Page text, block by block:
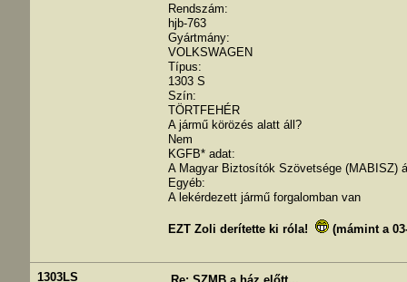
Rendszám:
hjb-763
Gyártmány:
VOLKSWAGEN
Típus:
1303 S
Szín:
TÖRTFEHÉR
A jármű körözés alatt áll?
Nem
KGFB* adat:
A Magyar Biztosítók Szövetsége (MABISZ)
Egyéb:
A lekérdezett jármű forgalomban van
EZT Zoli derítette ki róla! (mámint a
1303LS